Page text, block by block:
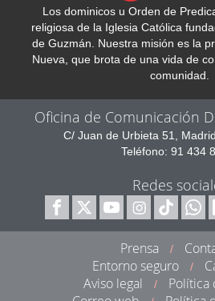
Los dominicos u Orden de
religiosa de la Iglesia Católica
de Guzmán. Nuestra misión es la
Nueva, que brota de una vida de
comunidad.
Oficina de Comunicación
C/ Juan de Urbieta 51,
Teléfono: 91 434
Redes
Prensa /
Entorno seguro
/
Aviso legal
/
Política